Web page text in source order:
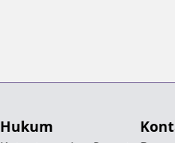
Hukum